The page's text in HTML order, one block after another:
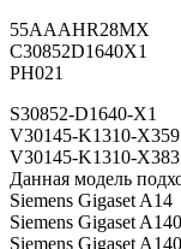
55AAAHR28MX
C30852D1640X1
PH021
S30852-D1640-X1
V30145-K1310-X359
V30145-K1310-X383
Данная модель
Siemens Gigaset A14
Siemens Gigaset A140
Siemens Gigaset